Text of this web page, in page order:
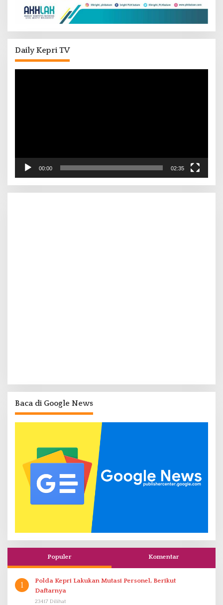
Daily Kepri TV
00:00 02:35
Baca di Google News
Populer Komentar
1
Polda Kepri Lakukan Mutasi Personel, Berikut
Daftarnya
23417 Dilihat